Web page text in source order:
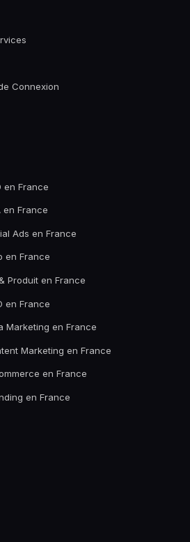
Connexion
en France
en France
Ads en France
en France
Produit en France
en France
Marketing en France
Marketing en France
en France
en France